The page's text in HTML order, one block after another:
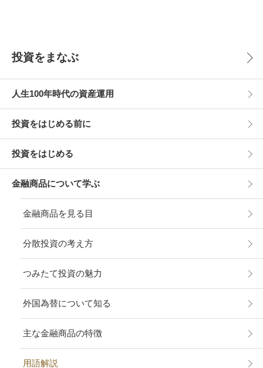
投資をまなぶ
人生100年時代の資産運用
投資をはじめる前に
投資をはじめる
金融商品について学ぶ
金融商品を見る目
分散投資の考え方
つみたて投資の魅力
外国為替について知る
主な金融商品の特徴
用語解説